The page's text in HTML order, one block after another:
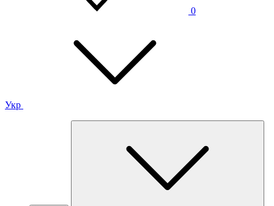
0
Укр